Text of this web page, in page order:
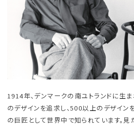
1914年、デンマークの南ユトランドに生
のデザインを追求し、500以上のデザイン
の巨匠として世界中で知られています。見